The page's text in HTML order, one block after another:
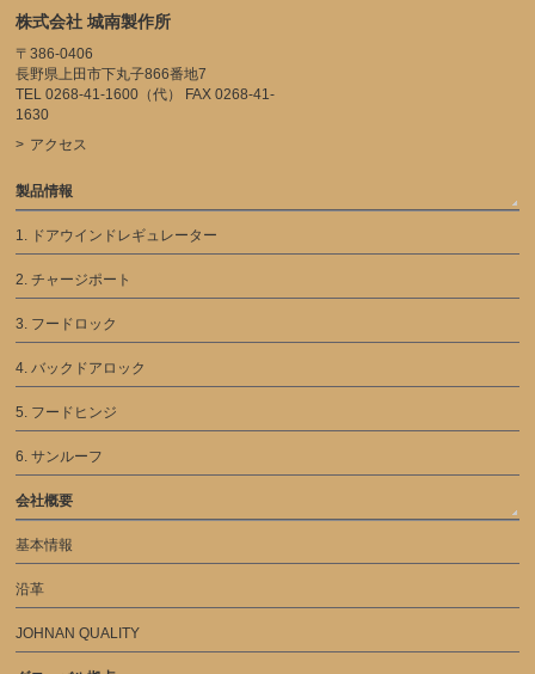
株式会社 城南製作所
〒386-0406
長野県上田市下丸子866番地7
TEL 0268-41-1600（代） FAX 0268-41-
1630
アクセス
製品情報
1. ドアウインドレギュレーター
2. チャージポート
3. フードロック
4. バックドアロック
5. フードヒンジ
6. サンルーフ
会社概要
基本情報
沿革
JOHNAN QUALITY